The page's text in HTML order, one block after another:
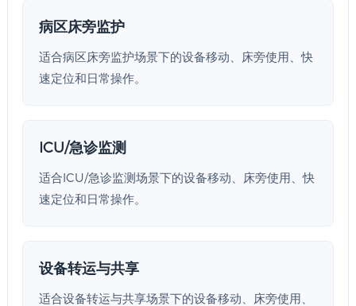
病区床旁监护
适合病区床旁监护场景下的设备移动、床旁使用、快
速定位和日常操作。
ICU/急诊监测
适合ICU/急诊监测场景下的设备移动、床旁使用、快
速定位和日常操作。
设备转运与共享
适合设备转运与共享场景下的设备移动、床旁使用、